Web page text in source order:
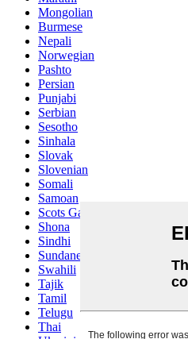
Mongolian
Burmese
Nepali
Norwegian
Pashto
Persian
Punjabi
Serbian
Sesotho
Sinhala
Slovak
Slovenian
Somali
Samoan
Scots Gaelic
Shona
Sindhi
Sundanese
Swahili
Tajik
Tamil
Telugu
Thai